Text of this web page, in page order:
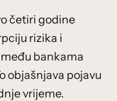
četiri godine
rizika i
bankama
objašnjava pojavu
vrijeme.